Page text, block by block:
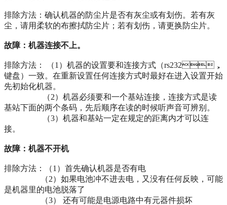
排除方法：确认机器的防尘片是否有灰尘或有划伤。若有灰
尘，请用柔软的布擦拭防尘片；若有划伤，请更换防尘片。
故障：机器连接不上。
排除方法： （1）机器的设置要和连接方式（rs232，
键盘）一致。在重新设置任何连接方式时最好在进入设置开始
先初始化机器。
（2）机器必须要和一个基站连接，连接方式是读
基站下面的两个条码，先后顺序在读的时候听声音可辨别。
（3）机器和基站一定在规定的距离内才可以连
接。
故障：机器不开机
排除方法：（1）首先确认机器是否有电
（2）如果电池冲不进去电，又没有任何反映，可能
是机器里的电池脱落了
（3） 还有可能是电源电路中有元器件损坏